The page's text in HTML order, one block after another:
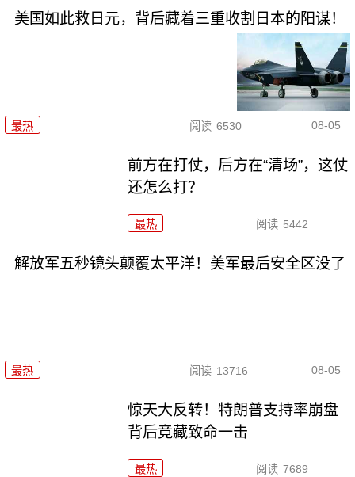
美国如此救日元，背后藏着三重收割日本的阳谋！
最热 阅读 6530 08-05
前方在打仗，后方在“清场”，这仗
还怎么打？
最热 阅读 5442
解放军五秒镜头颠覆太平洋！美军最后安全区没了
最热 阅读 13716 08-05
惊天大反转！特朗普支持率崩盘
背后竟藏致命一击
最热 阅读 7689